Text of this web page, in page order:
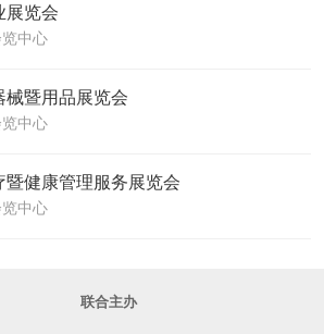
展览会
中心
械暨用品展览会
中心
健康管理服务展览会
中心
联合主办